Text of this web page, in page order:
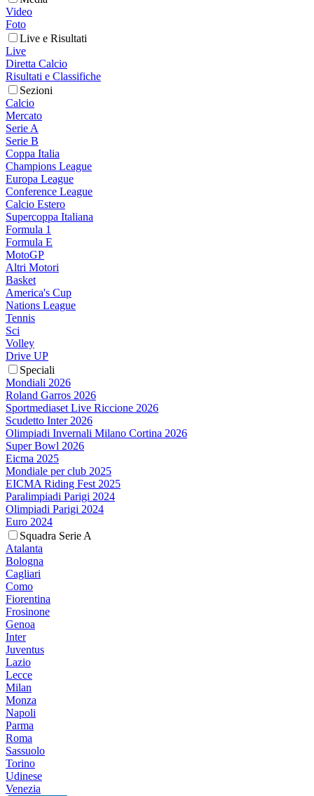
Video
Foto
Live e Risultati
Live
Diretta Calcio
Risultati e Classifiche
Sezioni
Calcio
Mercato
Serie A
Serie B
Coppa Italia
Champions League
Europa League
Conference League
Calcio Estero
Supercoppa Italiana
Formula 1
Formula E
MotoGP
Altri Motori
Basket
America's Cup
Nations League
Tennis
Sci
Volley
Drive UP
Speciali
Mondiali 2026
Roland Garros 2026
Sportmediaset Live Riccione 2026
Scudetto Inter 2026
Olimpiadi Invernali Milano Cortina 2026
Super Bowl 2026
Eicma 2025
Mondiale per club 2025
EICMA Riding Fest 2025
Paralimpiadi Parigi 2024
Olimpiadi Parigi 2024
Euro 2024
Squadra Serie A
Atalanta
Bologna
Cagliari
Como
Fiorentina
Frosinone
Genoa
Inter
Juventus
Lazio
Lecce
Milan
Monza
Napoli
Parma
Roma
Sassuolo
Torino
Udinese
Venezia